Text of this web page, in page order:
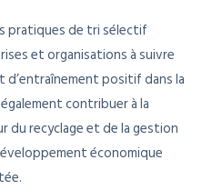
pratiques de tri sélectif
et organisations à suivre
d’entraînement positif dans la
contribuer à la
du recyclage et de la gestion
économique